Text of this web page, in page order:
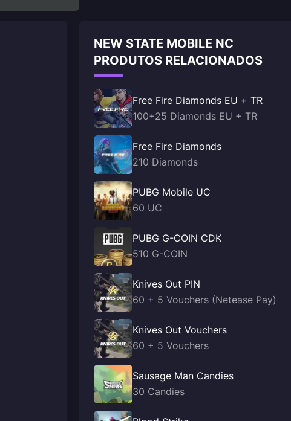
NEW STATE MOBILE NC
PRODUTOS RELACIONADOS
Free Fire Diamonds EU + TR
100+25 Diamonds EU + TR
Free Fire Diamonds
210 Diamonds
PUBG Mobile UC
60 UC
PUBG G-COIN CDK
510 G-COIN
Knives Out PIN
60 + 5 Vouchers (Netease Pay)
Knives Out Vouchers
60 + 5 Vouchers
Sausage Man Candies
30 Candies